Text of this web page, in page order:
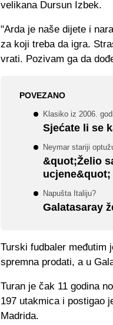
velikana Dursun Izbek.
"Arda je naše dijete i
za koji treba da igra.
vrati. Pozivam ga da
POVEZANO
Klasiko iz 2006.
Sjećate li se
Neymar stariji
&quot;Želio
ucjene&quot;
Napušta Italiju?
Galatasaray
Turski fudbaler međutim
spremna prodati, a u
Turan je čak 11 godina
197 utakmica i postigao
Madrida.